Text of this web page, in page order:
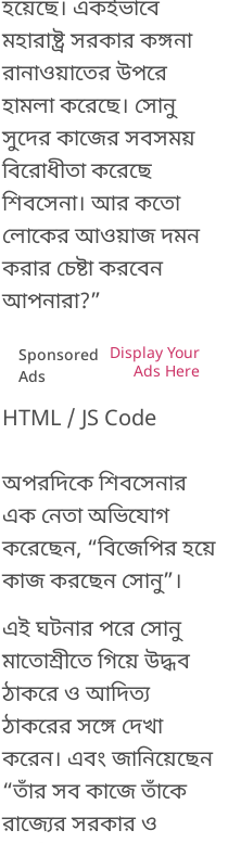
হয়েছে। একইভাবে
মহারাষ্ট্র সরকার কঙ্গনা
রানাওয়াতের উপরে
হামলা করেছে। সোনু
সুদের কাজের সবসময়
বিরোধীতা করেছে
শিবসেনা। আর কতো
লোকের আওয়াজ দমন
করার চেষ্টা করবেন
আপনারা?”
Sponsored
Ads
Display Your
Ads Here
HTML / JS Code
অপরদিকে শিবসেনার
এক নেতা অভিযোগ
করেছেন, “বিজেপির হয়ে
কাজ করছেন সোনু”।
এই ঘটনার পরে সোনু
মাতোশ্রীতে গিয়ে উদ্ধব
ঠাকরে ও আদিত্য
ঠাকরের সঙ্গে দেখা
করেন। এবং জানিয়েছেন
“তাঁর সব কাজে তাঁকে
রাজ্যের সরকার ও